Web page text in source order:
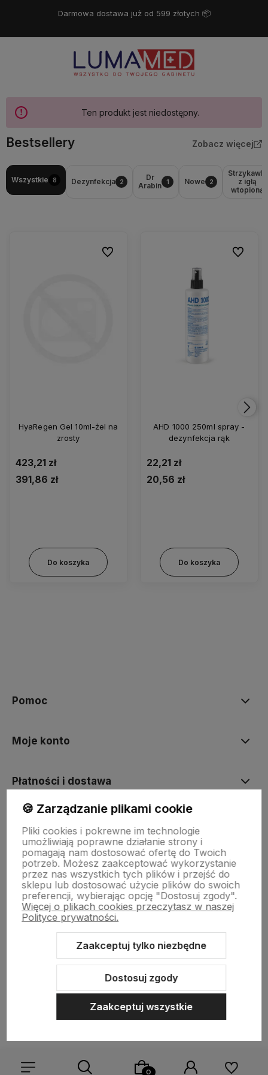
Darmowa dostawa już od 599 złotych 📦
Ten produkt jest niedostępny.
Bestsellery Zobacz więcej
Wszystkie 8 Dezynfekcja 2
Dr
Arabin 1 Nowe 2
Strzykawki
z igłą
wtopioną
HyaRegen Gel 10ml-żel na
zrosty
423,21 zł
391,86 zł
Do koszyka
Do ulubionych
AHD 1000 250ml spray -
dezynfekcja rąk
22,21 zł
20,56 zł
Do koszyka
Do
Pomoc
Moje konto
Płatności i dostawa
O nas
Sklep internetowy Shoper.pl Szablon Shoper Modern 3.0™
🍪 Zarządzanie plikami cookie
Pliki cookies i pokrewne im technologie
umożliwiają poprawne działanie strony i
pomagają nam dostosować ofertę do Twoich
potrzeb. Możesz zaakceptować wykorzystanie
przez nas wszystkich tych plików i przejść do
sklepu lub dostosować użycie plików do swoich
preferencji, wybierając opcję "Dostosuj zgody".
Więcej o plikach cookies przeczytasz w naszej
Polityce prywatności.
Zaakceptuj tylko niezbędne
Dostosuj zgody
Zaakceptuj wszystkie